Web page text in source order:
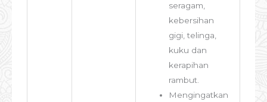
seragam,
kebersihan
gigi, telinga,
kuku dan
kerapihan
rambut.
Mengingatkan